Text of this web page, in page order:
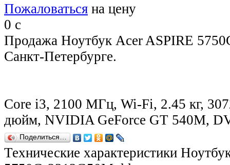
Пожаловаться на цену
0 c
Продажа Ноутбук Acer ASPIRE
Санкт-Петербурге.
Core i3, 2100 МГц, Wi-Fi, 2.45 кг,
дюйм, NVIDIA GeForce GT 540M,
Поделиться…
Технические характеристики